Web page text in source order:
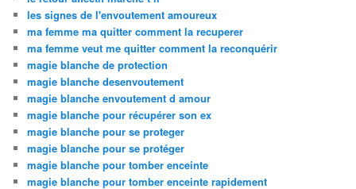
les signes de l'envoutement amoureux
ma femme ma quitter comment la recuperer
ma femme veut me quitter comment la reconquérir
magie blanche de protection
magie blanche desenvoutement
magie blanche envoutement d amour
magie blanche pour récupérer son ex
magie blanche pour se proteger
magie blanche pour se protéger
magie blanche pour tomber enceinte
magie blanche pour tomber enceinte rapidement